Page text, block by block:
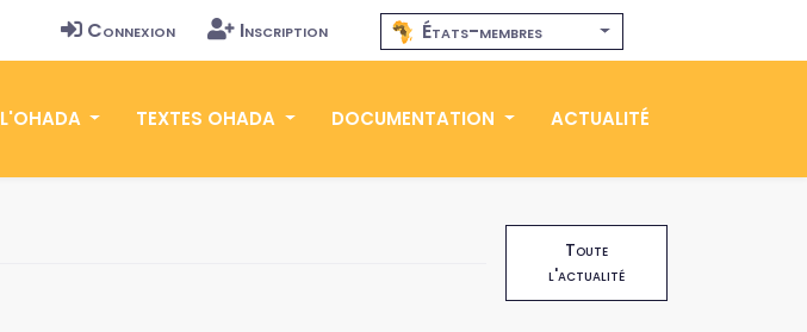
Connexion Inscription États-membres
L'OHADA TEXTES OHADA DOCUMENTATION ACTUALITÉ
Toute
l'actualité